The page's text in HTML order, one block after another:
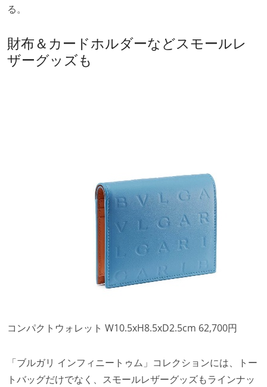
る。
財布＆カードホルダーなどスモールレ
ザーグッズも
コンパクトウォレット W10.5xH8.5xD2.5cm 62,700円
「ブルガリ インフィニートゥム」コレクションには、トー
トバッグだけでなく、スモールレザーグッズもラインナッ